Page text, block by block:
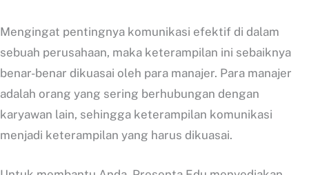
Mengingat pentingnya komunikasi efektif di dalam
sebuah perusahaan, maka keterampilan ini sebaiknya
benar-benar dikuasai oleh para manajer. Para manajer
adalah orang yang sering berhubungan dengan
karyawan lain, sehingga keterampilan komunikasi
menjadi keterampilan yang harus dikuasai.